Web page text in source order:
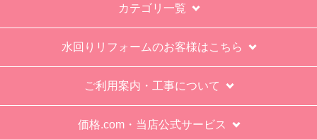
が悪かったが室外機の荷揚げを手伝った。もし、
客先が高齢の女性だったらどうしたのか疑問。
エアコン専門の担当べつにもう一人来て欲しかっ
た。
カテゴリ一覧
水回りリフォームのお客様はこちら
ご利用案内・工事について
価格.com・当店公式サービス